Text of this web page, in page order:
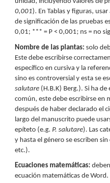
0,001). En Tablas y figuras,
de significación de las pruebas
0,01; *** = P < 0,001; ns = no
Nombre de las plantas: solo
Este debe escribirse
específico en cursiva y la
sino es controversial y esta se
salutare (H.B.K) Berg.). Si ha
común, este debe escribirse en
después de haber declarado el
largo del manuscrito puede
epíteto (e.g. P. salutare). Las
y hasta el género se escriben
etc.).
Ecuaciones matemáticas:
ecuación matemáticas de Word.